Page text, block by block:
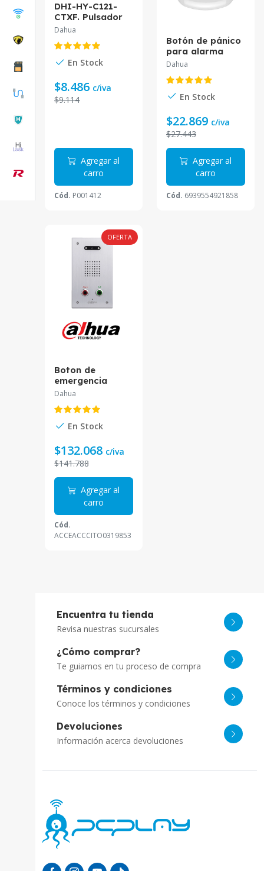
DHI-HY-C121-
CTXF. Pulsador
manual Dahua
Wisualarm
Dahua
En Stock
$8.486 c/iva
$9.114
Agregar al
carro
Cód. P001412
Botón de pánico
para alarma
Dahua ARD800-
Dahua
En Stock
$22.869 c/iva
$27.443
Agregar al
carro
Cód. 6939554921858
OFERTA
Boton de
emergencia
bidireccional
IP54 e IK08
DHI-VTT201.
Dahua
En Stock
$132.068 c/iva
$141.788
Agregar al
carro
Cód.
ACCEACCCITO0319853
Encuentra tu tienda
Revisa nuestras sucursales
¿Cómo comprar?
Te guiamos en tu proceso de compra
Términos y condiciones
Conoce los términos y condiciones
Devoluciones
Información acerca devoluciones